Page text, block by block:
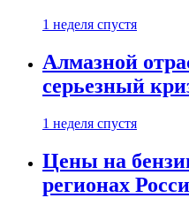
1 неделя спустя
Алмазной
серьезный
1 неделя спустя
Цены на
регионах